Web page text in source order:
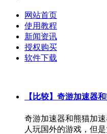
网站首页
使用教程
新闻资讯
授权购买
软件下载
【比较】奇游加速器
奇游加速器和熊猫加
人玩国外的游戏，但